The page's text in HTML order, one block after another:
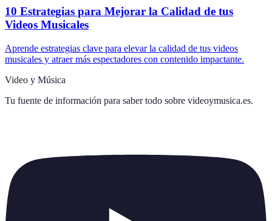
10 Estrategias para Mejorar la Calidad de tus
Videos Musicales
Aprende estrategias clave para elevar la calidad de tus videos
musicales y atraer más espectadores con contenido impactante.
Video y Música
Tu fuente de información para saber todo sobre videoymusica.es.